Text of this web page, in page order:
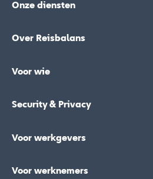
Onze diensten
Over Reisbalans
Voor wie
Security & Privacy
Voor werkgevers
Voor werknemers